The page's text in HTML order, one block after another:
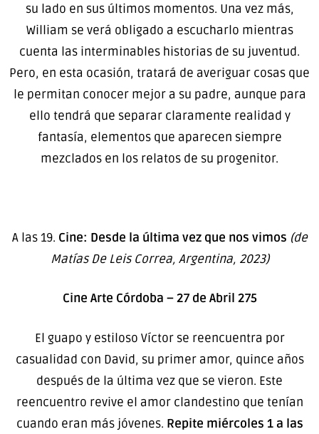
su lado en sus últimos momentos. Una vez más,
William se verá obligado a escucharlo mientras
cuenta las interminables historias de su juventud.
Pero, en esta ocasión, tratará de averiguar cosas que
le permitan conocer mejor a su padre, aunque para
ello tendrá que separar claramente realidad y
fantasía, elementos que aparecen siempre
mezclados en los relatos de su progenitor.
A las 19. Cine: Desde la última vez que nos vimos (de
Matías De Leis Correa, Argentina, 2023)
Cine Arte Córdoba – 27 de Abril 275
El guapo y estiloso Víctor se reencuentra por
casualidad con David, su primer amor, quince años
después de la última vez que se vieron. Este
reencuentro revive el amor clandestino que tenían
cuando eran más jóvenes. Repite miércoles 1 a las